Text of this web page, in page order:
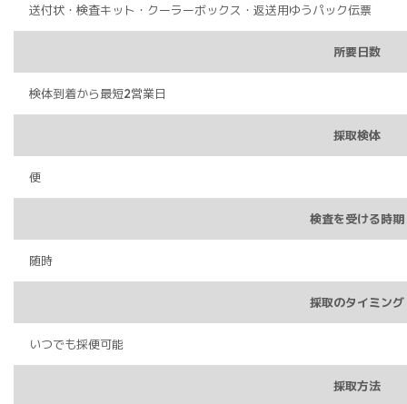
送付状・検査キット・クーラーボックス・返送用ゆうパック伝票
所要日数
検体到着から最短2営業日
採取検体
便
検査を受ける時期
随時
採取のタイミング
いつでも採便可能
採取方法